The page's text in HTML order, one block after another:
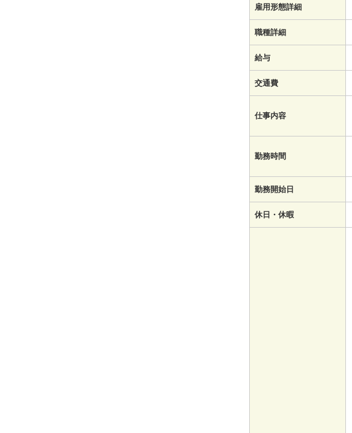
雇用形態詳細
職種詳細
給与
交通費
仕事内容
勤務時間
勤務開始日
休日・休暇